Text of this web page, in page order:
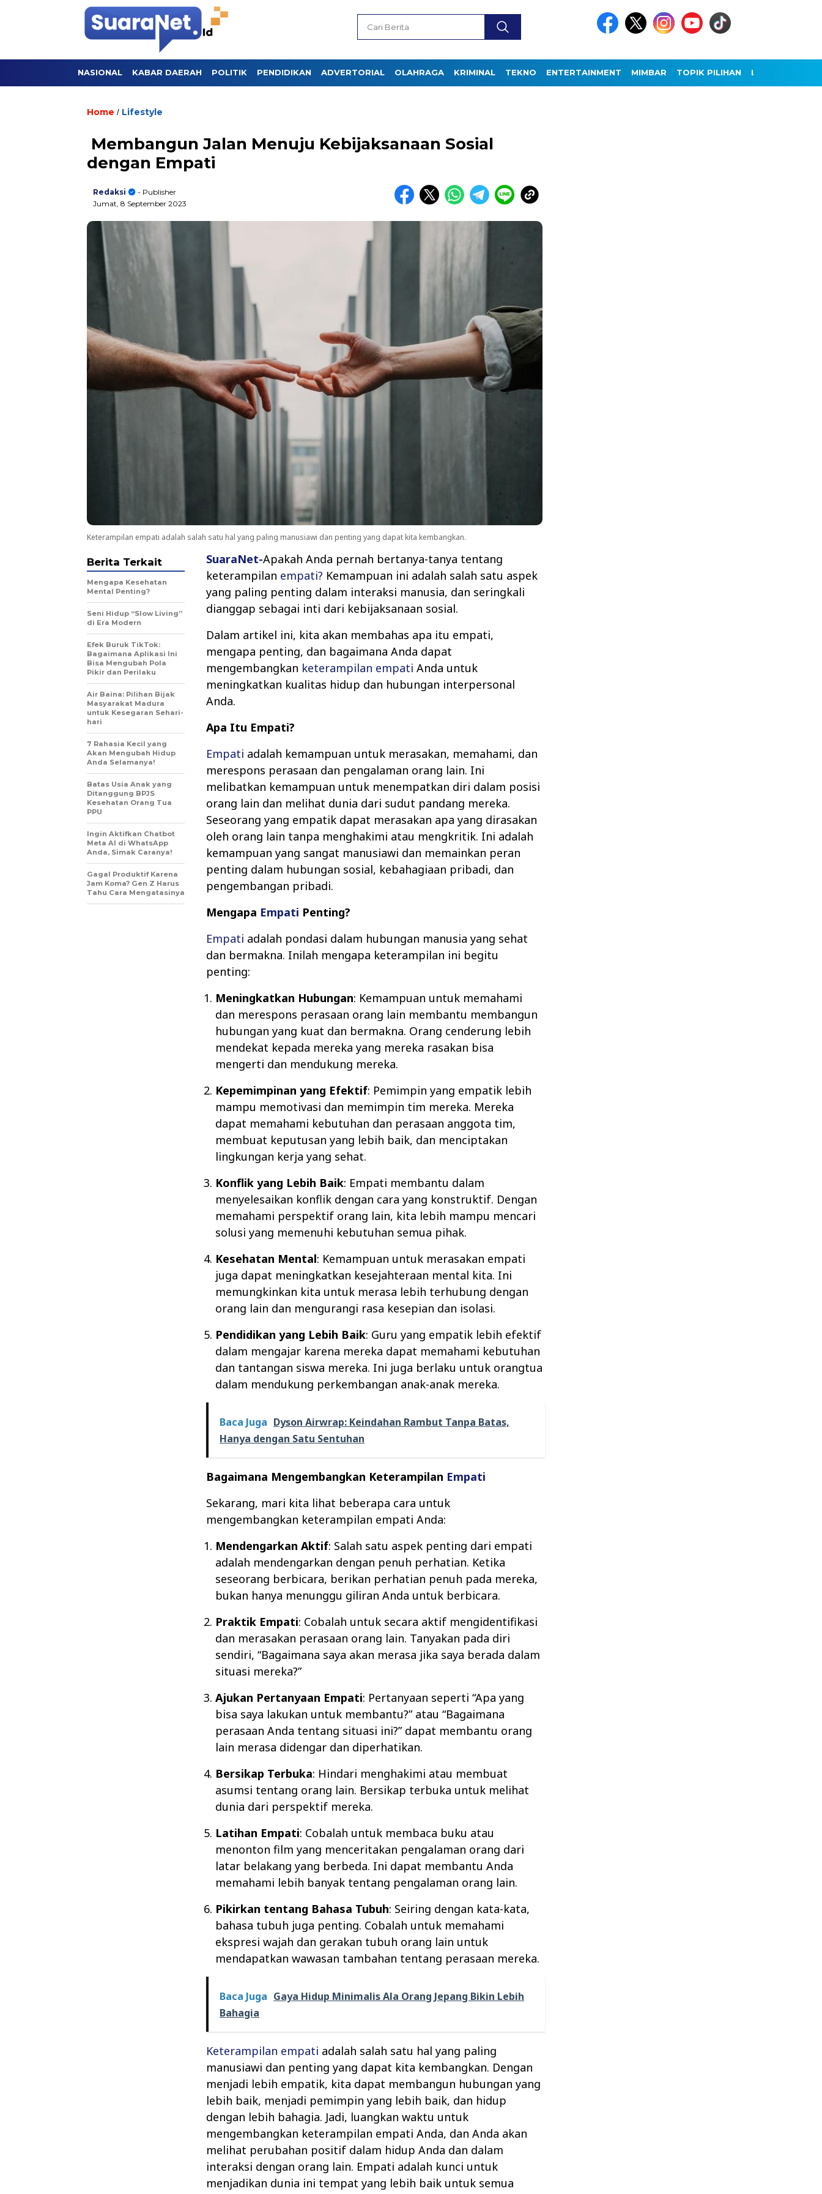
NASIONAL KABAR DAERAH POLITIK PENDIDIKAN ADVERTORIAL OLAHRAGA KRIMINAL TEKNO ENTERTAINMENT MIMBAR TOPIK PILIHAN LAINNYA
Home / Lifestyle
Membangun Jalan Menuju Kebijaksanaan Sosial
dengan Empati
Redaksi
- Publisher
Jumat, 8 September 2023
Keterampilan empati adalah salah satu hal yang paling manusiawi dan penting yang dapat kita kembangkan.
SuaraNet-Apakah Anda pernah bertanya-tanya tentang
keterampilan empati? Kemampuan ini adalah salah satu aspek
yang paling penting dalam interaksi manusia, dan seringkali
dianggap sebagai inti dari kebijaksanaan sosial.
Dalam artikel ini, kita akan membahas apa itu empati,
mengapa penting, dan bagaimana Anda dapat
mengembangkan keterampilan empati Anda untuk
meningkatkan kualitas hidup dan hubungan interpersonal
Anda.
Apa Itu Empati?
Empati adalah kemampuan untuk merasakan, memahami, dan
merespons perasaan dan pengalaman orang lain. Ini
melibatkan kemampuan untuk menempatkan diri dalam posisi
orang lain dan melihat dunia dari sudut pandang mereka.
Seseorang yang empatik dapat merasakan apa yang dirasakan
oleh orang lain tanpa menghakimi atau mengkritik. Ini adalah
kemampuan yang sangat manusiawi dan memainkan peran
penting dalam hubungan sosial, kebahagiaan pribadi, dan
pengembangan pribadi.
Mengapa Empati Penting?
Empati adalah pondasi dalam hubungan manusia yang sehat
dan bermakna. Inilah mengapa keterampilan ini begitu
penting:
Meningkatkan Hubungan: Kemampuan untuk memahami
dan merespons perasaan orang lain membantu membangun
hubungan yang kuat dan bermakna. Orang cenderung lebih
mendekat kepada mereka yang mereka rasakan bisa
mengerti dan mendukung mereka.
Kepemimpinan yang Efektif: Pemimpin yang empatik lebih
mampu memotivasi dan memimpin tim mereka. Mereka
dapat memahami kebutuhan dan perasaan anggota tim,
membuat keputusan yang lebih baik, dan menciptakan
lingkungan kerja yang sehat.
Konflik yang Lebih Baik: Empati membantu dalam
menyelesaikan konflik dengan cara yang konstruktif. Dengan
memahami perspektif orang lain, kita lebih mampu mencari
solusi yang memenuhi kebutuhan semua pihak.
Kesehatan Mental: Kemampuan untuk merasakan empati
juga dapat meningkatkan kesejahteraan mental kita. Ini
memungkinkan kita untuk merasa lebih terhubung dengan
orang lain dan mengurangi rasa kesepian dan isolasi.
Pendidikan yang Lebih Baik: Guru yang empatik lebih efektif
dalam mengajar karena mereka dapat memahami kebutuhan
dan tantangan siswa mereka. Ini juga berlaku untuk orangtua
dalam mendukung perkembangan anak-anak mereka.
Baca Juga Dyson Airwrap: Keindahan Rambut Tanpa Batas,
Hanya dengan Satu Sentuhan
Bagaimana Mengembangkan Keterampilan Empati
Sekarang, mari kita lihat beberapa cara untuk
mengembangkan keterampilan empati Anda:
Mendengarkan Aktif: Salah satu aspek penting dari empati
adalah mendengarkan dengan penuh perhatian. Ketika
seseorang berbicara, berikan perhatian penuh pada mereka,
bukan hanya menunggu giliran Anda untuk berbicara.
Praktik Empati: Cobalah untuk secara aktif mengidentifikasi
dan merasakan perasaan orang lain. Tanyakan pada diri
sendiri, “Bagaimana saya akan merasa jika saya berada dalam
situasi mereka?”
Ajukan Pertanyaan Empati: Pertanyaan seperti “Apa yang
bisa saya lakukan untuk membantu?” atau “Bagaimana
perasaan Anda tentang situasi ini?” dapat membantu orang
lain merasa didengar dan diperhatikan.
Bersikap Terbuka: Hindari menghakimi atau membuat
asumsi tentang orang lain. Bersikap terbuka untuk melihat
dunia dari perspektif mereka.
Latihan Empati: Cobalah untuk membaca buku atau
menonton film yang menceritakan pengalaman orang dari
latar belakang yang berbeda. Ini dapat membantu Anda
memahami lebih banyak tentang pengalaman orang lain.
Pikirkan tentang Bahasa Tubuh: Seiring dengan kata-kata,
bahasa tubuh juga penting. Cobalah untuk memahami
ekspresi wajah dan gerakan tubuh orang lain untuk
mendapatkan wawasan tambahan tentang perasaan mereka.
Baca Juga Gaya Hidup Minimalis Ala Orang Jepang Bikin Lebih
Bahagia
Keterampilan empati adalah salah satu hal yang paling
manusiawi dan penting yang dapat kita kembangkan. Dengan
menjadi lebih empatik, kita dapat membangun hubungan yang
lebih baik, menjadi pemimpin yang lebih baik, dan hidup
dengan lebih bahagia. Jadi, luangkan waktu untuk
mengembangkan keterampilan empati Anda, dan Anda akan
melihat perubahan positif dalam hidup Anda dan dalam
interaksi dengan orang lain. Empati adalah kunci untuk
menjadikan dunia ini tempat yang lebih baik untuk semua
Berita Terkait
Mengapa Kesehatan
Mental Penting?
Seni Hidup “Slow Living”
di Era Modern
Efek Buruk TikTok:
Bagaimana Aplikasi Ini
Bisa Mengubah Pola
Pikir dan Perilaku
Air Baina: Pilihan Bijak
Masyarakat Madura
untuk Kesegaran Sehari-
hari
7 Rahasia Kecil yang
Akan Mengubah Hidup
Anda Selamanya!
Batas Usia Anak yang
Ditanggung BPJS
Kesehatan Orang Tua
PPU
Ingin Aktifkan Chatbot
Meta AI di WhatsApp
Anda, Simak Caranya!
Gagal Produktif Karena
Jam Koma? Gen Z Harus
Tahu Cara Mengatasinya